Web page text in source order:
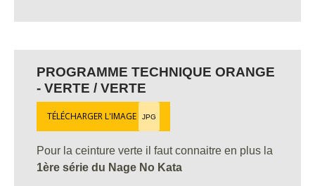
PROGRAMME TECHNIQUE ORANGE
- VERTE / VERTE
TÉLÉCHARGER L'IMAGE JPG
Pour la ceinture verte il faut connaitre en plus la
1ère série du Nage No Kata